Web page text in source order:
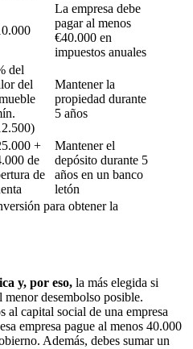
La empresa debe
pagar al menos
€40.000 en
impuestos anuales
del
del
Mantener la
propiedad durante
5 años
+
de
de
Mantener el
depósito durante 5
años en un banco
letón
para obtener la
y, por eso, la más elegida si
menor desembolso posible.
al capital social de una empresa
empresa pague al menos 40.000
Además, debes sumar un